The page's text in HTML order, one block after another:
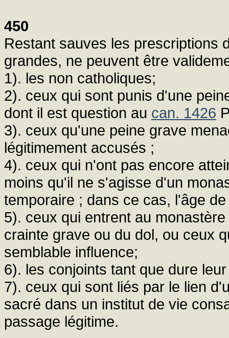
450
Restant sauves les prescriptions
grandes, ne peuvent être
1). les non catholiques;
2). ceux qui sont punis d'une
dont il est question au can. 1426
3). ceux qu'une peine grave
légitimement accusés ;
4). ceux qui n'ont pas encore
moins qu'il ne s'agisse d'un
temporaire ; dans ce cas, l'âge
5). ceux qui entrent au
crainte grave ou du dol, ou ceux
semblable influence;
6). les conjoints tant que dure
7). ceux qui sont liés par le lien
sacré dans un institut de vie
passage légitime.